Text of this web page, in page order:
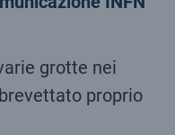
grotte nei
proprio